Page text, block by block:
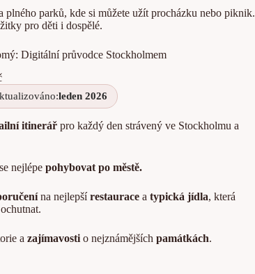
parků, kde si můžete užít procházku nebo piknik.
pro děti i dospělé.
Digitální průvodce Stockholmem
leden 2026
itinerář pro každý den strávený ve Stockholmu a
nejlépepohybovat po městě.
na nejlepšírestaurace atypická jídla, která
azajímavosti o nejznámějšíchpamátkách.